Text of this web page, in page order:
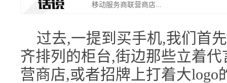
移动服务商联营商店...
过去,一提到买手机,我们首
齐排列的柜台,街边那些立着
营商店,或者招牌上打着大logo